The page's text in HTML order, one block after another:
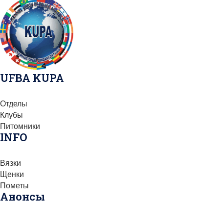
UFBA KUPA
Отделы
Клубы
Питомники
INFO
Вязки
Щенки
Пометы
Анонсы